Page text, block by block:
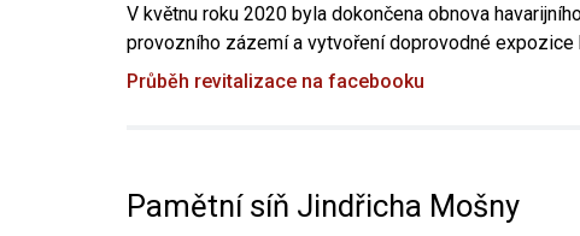
V květnu roku 2020 byla dokončena obnova
provozního zázemí a vytvoření doprovodné
Průběh revitalizace na facebooku
Pamětní síň Jindřicha Mošny